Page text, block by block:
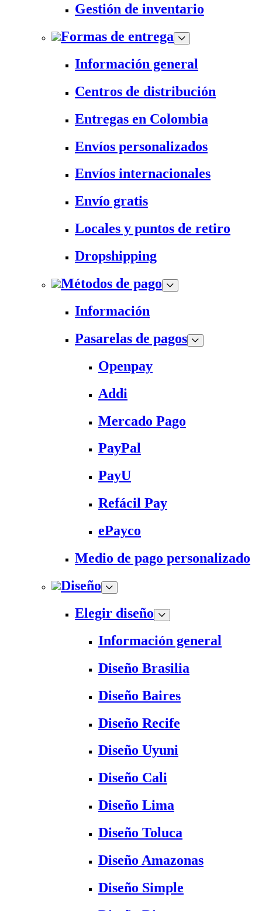
Gestión de inventario
Formas de entrega
Información general
Centros de distribución
Entregas en Colombia
Envíos personalizados
Envíos internacionales
Envío gratis
Locales y puntos de retiro
Dropshipping
Métodos de pago
Información
Pasarelas de pagos
Openpay
Addi
Mercado Pago
PayPal
PayU
Refácil Pay
ePayco
Medio de pago personalizado
Diseño
Elegir diseño
Información general
Diseño Brasilia
Diseño Baires
Diseño Recife
Diseño Uyuni
Diseño Cali
Diseño Lima
Diseño Toluca
Diseño Amazonas
Diseño Simple